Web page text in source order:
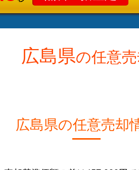
広島県の任意
広島県の任意売却